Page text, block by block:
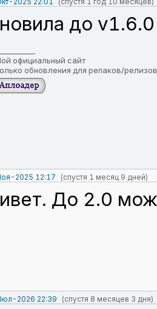
до v1.6.0
официальный сайт
обновления для репаков/релизов
2025 12:17 (спустя 1 месяц 9 дней)
До 2.0
2026 22:39 (спустя 8 месяцев 3 дня)